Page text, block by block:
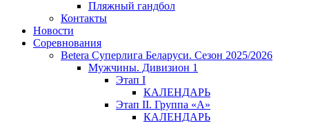
Пляжный гандбол
Контакты
Новости
Соревнования
Betera Суперлига Беларуси. Сезон 2025/2026
Мужчины. Дивизион 1
Этап I
КАЛЕНДАРЬ
Этап II. Группа «А»
КАЛЕНДАРЬ